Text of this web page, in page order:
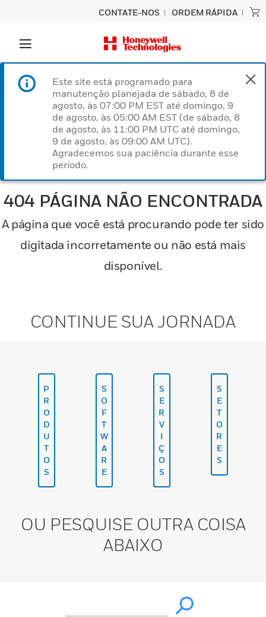
CONTATE-NOS ORDEM RÁPIDA
Este site está programado para
manutenção planejada de sábado, 8 de
agosto, às 07:00 PM EST até domingo, 9
de agosto, às 05:00 AM EST (de sábado, 8
de agosto, às 11:00 PM UTC até domingo,
9 de agosto, às 09:00 AM UTC).
Agradecemos sua paciência durante esse
período.
404 PÁGINA NÃO ENCONTRADA
A página que você está procurando pode ter sido
digitada incorretamente ou não está mais
disponível.
CONTINUE SUA JORNADA
P
R
O
D
U
T
O
S
S
O
F
T
W
A
R
E
S
E
R
V
I
Ç
O
S
S
E
T
O
R
E
S
OU PESQUISE OUTRA COISA
ABAIXO